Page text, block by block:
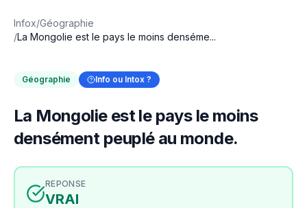
Infox/Géographie
/La Mongolie est le pays le moins denséme...
Géographie Info ou Intox ?
La Mongolie est le pays le moins
densément peuplé au monde.
REPONSE
VRAI